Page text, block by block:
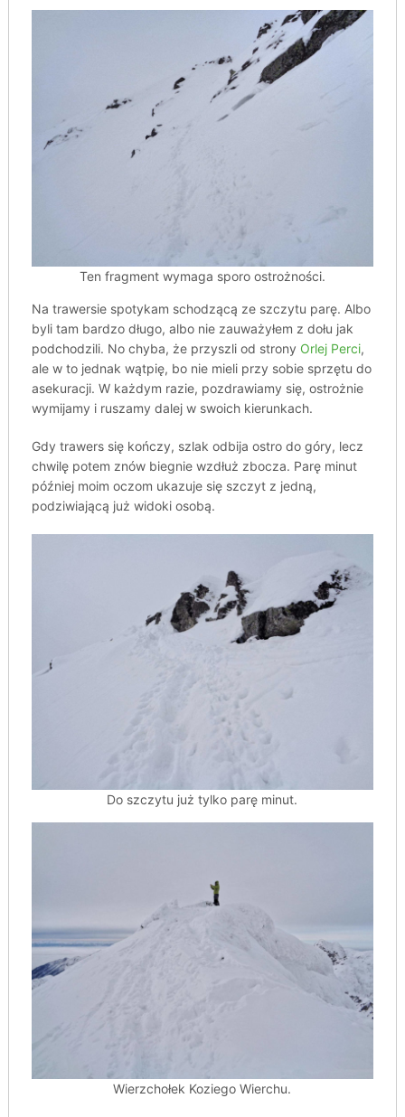
Ten fragment wymaga sporo ostrożności.
Na trawersie spotykam schodzącą ze szczytu parę. Albo
byli tam bardzo długo, albo nie zauważyłem z dołu jak
podchodzili. No chyba, że przyszli od strony Orlej Perci,
ale w to jednak wątpię, bo nie mieli przy sobie sprzętu do
asekuracji. W każdym razie, pozdrawiamy się, ostrożnie
wymijamy i ruszamy dalej w swoich kierunkach.
Gdy trawers się kończy, szlak odbija ostro do góry, lecz
chwilę potem znów biegnie wzdłuż zbocza. Parę minut
później moim oczom ukazuje się szczyt z jedną,
podziwiającą już widoki osobą.
Do szczytu już tylko parę minut.
Wierzchołek Koziego Wierchu.